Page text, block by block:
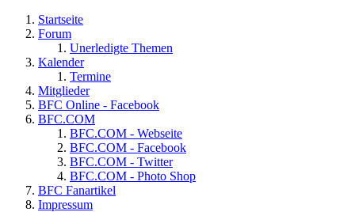
Startseite
Forum
Unerledigte Themen
Kalender
Termine
Mitglieder
BFC Online - Facebook
BFC.COM
BFC.COM - Webseite
BFC.COM - Facebook
BFC.COM - Twitter
BFC.COM - Photo Shop
BFC Fanartikel
Impressum